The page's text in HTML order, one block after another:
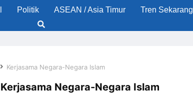
Politik ASEAN / Asia Timur Tren Sekarang
Kerjasama Negara-Negara Islam
Kerjasama Negara-Negara Islam